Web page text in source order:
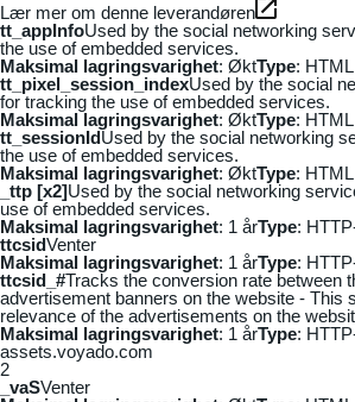
Lær mer om denne leverandøren
tt_appInfoUsed by the social networking
the use of embedded services.
Maksimal lagringsvarighet: ØktType:
tt_pixel_session_indexUsed by the social
for tracking the use of embedded services.
Maksimal lagringsvarighet: ØktType:
tt_sessionIdUsed by the social networking
the use of embedded services.
Maksimal lagringsvarighet: ØktType:
_ttp [x2]Used by the social networking
use of embedded services.
Maksimal lagringsvarighet: 1 årType:
ttcsidVenter
Maksimal lagringsvarighet: 1 årType:
ttcsid_#Tracks the conversion rate between
advertisement banners on the website - This
relevance of the advertisements on the
Maksimal lagringsvarighet: 1 årType:
assets.voyado.com
2
_vaSVenter